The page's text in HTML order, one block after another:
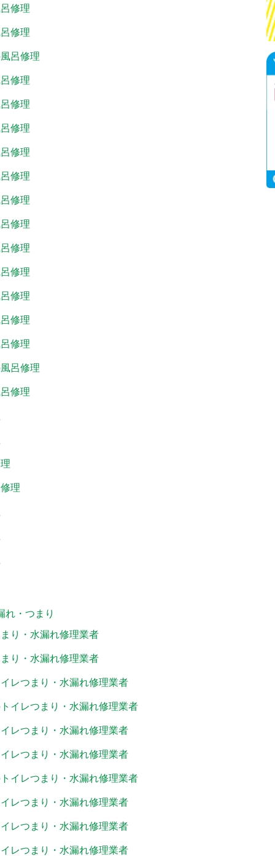
修理
修理
呂修理
修理
修理
修理
修理
修理
修理
修理
修理
修理
修理
修理
修理
呂修理
修理
理
れ・つまり
り・水漏れ修理業者
り・水漏れ修理業者
レつまり・水漏れ修理業者
イレつまり・水漏れ修理業者
レつまり・水漏れ修理業者
レつまり・水漏れ修理業者
イレつまり・水漏れ修理業者
レつまり・水漏れ修理業者
レつまり・水漏れ修理業者
レつまり・水漏れ修理業者